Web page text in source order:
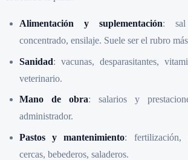
Alimentación y suplementación: sal
concentrado, ensilaje. Suele ser el rubro
Sanidad: vacunas, desparasitantes,
veterinario.
Mano de obra: salarios y
administrador.
Pastos y mantenimiento: fertilización,
cercas, bebederos, saladeros.